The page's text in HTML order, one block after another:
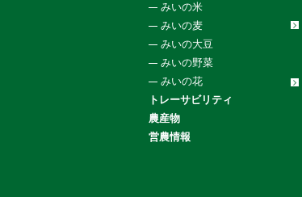
みいの米
みいの麦
みいの大豆
みいの野菜
みいの花
トレーサビリティ
農産物
営農情報